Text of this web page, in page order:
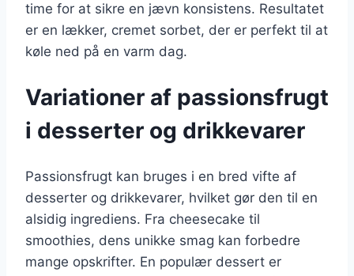
time for at sikre en jævn konsistens. Resultatet
er en lækker, cremet sorbet, der er perfekt til at
køle ned på en varm dag.
Variationer af passionsfrugt
i desserter og drikkevarer
Passionsfrugt kan bruges i en bred vifte af
desserter og drikkevarer, hvilket gør den til en
alsidig ingrediens. Fra cheesecake til
smoothies, dens unikke smag kan forbedre
mange opskrifter. En populær dessert er